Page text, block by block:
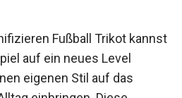
zum Spiel auf ein neues
deinen eigenen Stil auf
Alltag einbringen. Diese